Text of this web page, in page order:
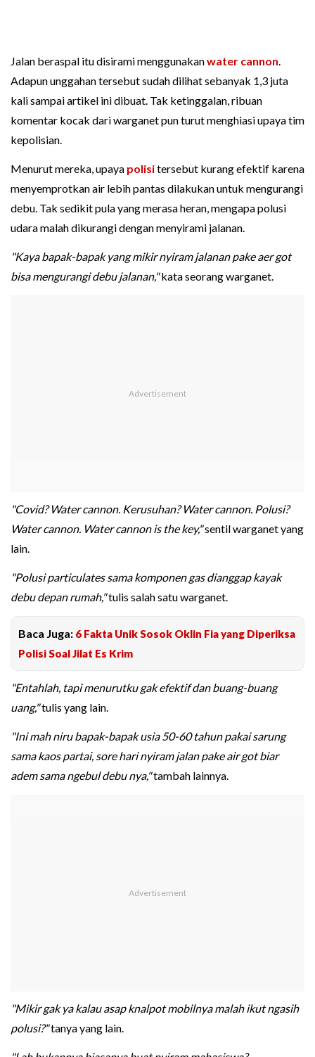
Jalan beraspal itu disirami menggunakanwater cannon.
Adapun unggahan tersebut sudah dilihat sebanyak 1,3 juta
kali sampai artikel ini dibuat. Tak ketinggalan, ribuan
komentar kocak dari warganet pun turut menghiasi upaya tim
kepolisian.
Menurut mereka, upaya polisitersebut kurang efektif karena
menyemprotkan air lebih pantas dilakukan untuk mengurangi
debu. Tak sedikit pula yang merasa heran, mengapa polusi
udara malah dikurangi dengan menyirami jalanan.
"Kaya bapak-bapak yang mikir nyiram jalanan pake aer got
bisa mengurangi debu jalanan,"kata seorang warganet.
"Covid? Water cannon. Kerusuhan? Water cannon. Polusi?
Water cannon. Water cannon is the key,"sentil warganet yang
lain.
"Polusi particulates sama komponen gas dianggap kayak
debu depan rumah,"tulis salah satu warganet.
Baca Juga: 6 Fakta Unik Sosok Oklin Fia yang Diperiksa
Polisi Soal Jilat Es Krim
"Entahlah, tapi menurutku gak efektif dan buang-buang
uang,"tulis yang lain.
"Ini mah niru bapak-bapak usia 50-60 tahun pakai sarung
sama kaos partai, sore hari nyiram jalan pake air got biar
adem sama ngebul debu nya,"tambah lainnya.
"Mikir gak ya kalau asap knalpot mobilnya malah ikut ngasih
polusi?"tanya yang lain.